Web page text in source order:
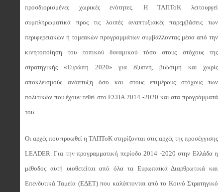
προσδιορισμένες χωρικές ενότητες. Η ΤΑΠΤοΚ λειτουργεί
συμπληρωματικά προς τις λοιπές αναπτυξιακές παρεμβάσεις των
περιφερειακών ή τομεακών προγραμμάτων συμβάλλοντας μέσα από την
κινητοποίηση του τοπικού δυναμικού τόσο στους στόχους της
στρατηγικής «Ευρώπη 2020» για έξυπνη, βιώσιμη και χωρίς
αποκλεισμούς ανάπτυξη όσο και στους επιμέρους στόχους των
πολιτικών που έχουν τεθεί στο ΕΣΠΑ 2014 -2020 και στα προγράμματά
του.
Οι αρχές που προωθεί η ΤΑΠΤοΚ στηρίζονται στις αρχές της προσέγγισης
LEADER . Για την προγραμματική περίοδο 2014 -2020 στην Ελλάδα η
μέθοδος αυτή υιοθετείται από όλα τα Ευρωπαϊκά Διαρθρωτικά και
Επενδυτικά Ταμεία (ΕΔΕΤ) που καλύπτονται από το Κοινό Στρατηγικό